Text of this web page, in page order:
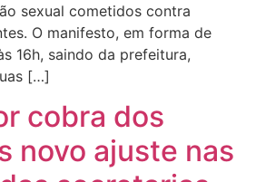
sexual cometidos contra
O manifesto, em forma de
16h, saindo da prefeitura,
[…]
cobra dos
novo ajuste nas